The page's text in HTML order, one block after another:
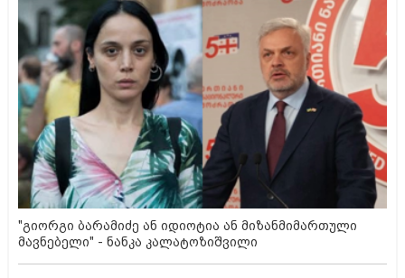
"გიორგი ბარამიძე ან იდიოტია ან მიზანმიმართული
მავნებელი" - ნანკა კალატოზიშვილი